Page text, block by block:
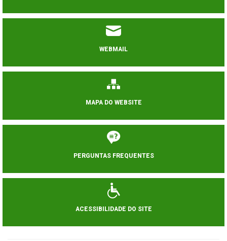
WEBMAIL
MAPA DO WEBSITE
PERGUNTAS FREQUENTES
ACESSIBILIDADE DO SITE